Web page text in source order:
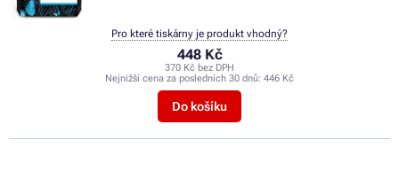
448 Kč
370 Kč bez DPH
Nejnižší cena za posledních 30 dnů: 446 Kč
Do košíku
Pro které tiskárny je produkt vhodný?